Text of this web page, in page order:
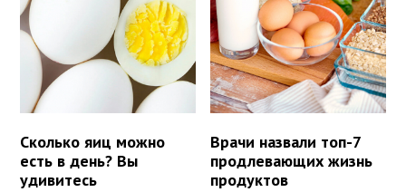
Сколько яиц можно
есть в день? Вы
удивитесь
Врачи назвали топ-7
продлевающих жизнь
продуктов